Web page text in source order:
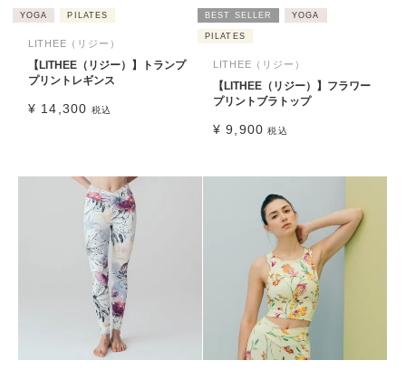
YOGA PILATES
LITHEE（リジー）
【LITHEE（リジー）】トランプ
プリントレギンス
¥ 14,300 税込
BEST SELLER YOGA
PILATES
LITHEE（リジー）
【LITHEE（リジー）】フラワー
プリントブラトップ
¥ 9,900 税込